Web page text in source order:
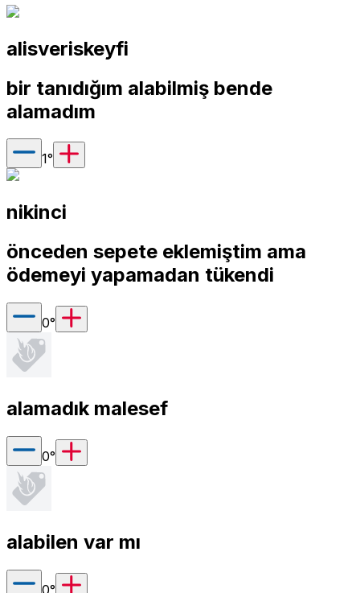
alisveriskeyfi
bir tanıdığım alabilmiş bende
alamadım
1°
nikinci
önceden sepete eklemiştim ama
ödemeyi yapamadan tükendi
0°
alamadık malesef
0°
alabilen var mı
0°